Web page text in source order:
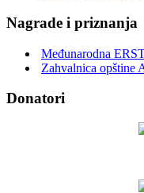
Nagrade i priznanja
Međunarodna
Zahvalnica opštine
Donatori